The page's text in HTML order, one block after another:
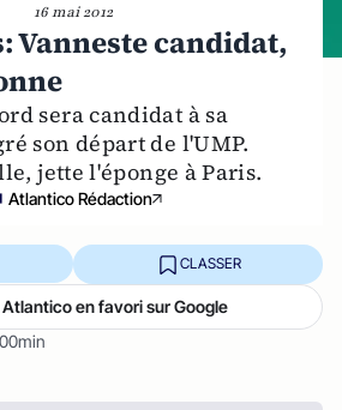
16 mai 2012
Vanneste candidat,
sera candidat à sa
son départ de l'UMP.
jette l'éponge à Paris.
Atlantico Rédaction
CLASSER
en favori sur Google